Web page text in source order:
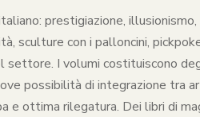
prestigiazione,
sculture con i palloncini,
I volumi costituiscono
possibilità di integrazione tra
ottima rilegatura. Dei libri di